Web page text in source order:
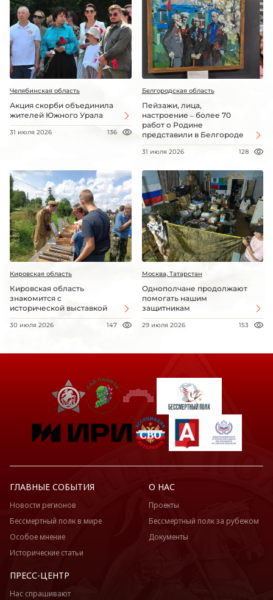
Челябинская область
Акция скорби объединила
жителей Южного Урала
31 июля 2026 136
Белгородская область
Пейзажи, лица,
настроение – более 70
работ о Родине
представили в Белгороде
31 июля 2026 128
Кировская область
Кировская область
знакомится с
исторической выставкой
30 июля 2026 147
Москва, Татарстан
Однополчане продолжают
помогать нашим
защитникам
29 июля 2026 153
ГЛАВНЫЕ СОБЫТИЯ
Новости регионов
Бессмертный полк в мире
Особое мнение
Исторические статьи
О НАС
Проекты
Бессмертный полк за рубежом
Документы
ПРЕСС-ЦЕНТР
Нас спрашивают